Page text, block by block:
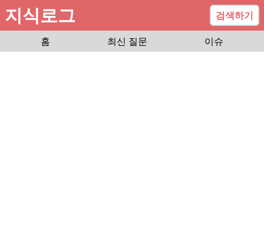
지식로그
검색하기
홈
최신 질문 이슈